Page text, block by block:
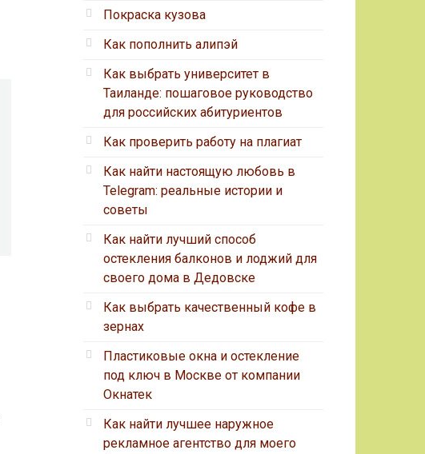
Покраска кузова
Как пополнить алипэй
Как выбрать университет в
Таиланде: пошаговое руководство
для российских абитуриентов
Как проверить работу на плагиат
Как найти настоящую любовь в
Telegram: реальные истории и
советы
Как найти лучший способ
остекления балконов и лоджий для
своего дома в Дедовске
Как выбрать качественный кофе в
зернах
Пластиковые окна и остекление
под ключ в Москве от компании
Окнатек
Как найти лучшее наружное
рекламное агентство для моего